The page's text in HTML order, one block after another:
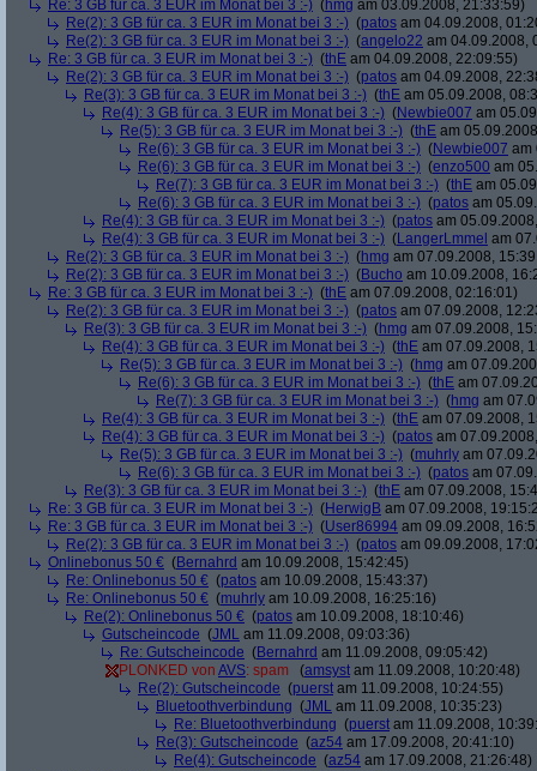
Re: 3 GB für ca. 3 EUR im Monat bei 3 :-) (hmg am 03.09.2008, 21:33:59)
Re(2): 3 GB für ca. 3 EUR im Monat bei 3 :-) (patos am 04.09.2008,
Re(2): 3 GB für ca. 3 EUR im Monat bei 3 :-) (angelo22 am 04.09.2008,
Re: 3 GB für ca. 3 EUR im Monat bei 3 :-) (thE am 04.09.2008, 22:09:55)
Re(2): 3 GB für ca. 3 EUR im Monat bei 3 :-) (patos am 04.09.2008,
Re(3): 3 GB für ca. 3 EUR im Monat bei 3 :-) (thE am 05.09.2008,
Re(4): 3 GB für ca. 3 EUR im Monat bei 3 :-) (Newbie007 am
Re(5): 3 GB für ca. 3 EUR im Monat bei 3 :-) (thE am
Re(6): 3 GB für ca. 3 EUR im Monat bei 3 :-) (Newbie007 am
Re(6): 3 GB für ca. 3 EUR im Monat bei 3 :-) (enzo500 am
Re(7): 3 GB für ca. 3 EUR im Monat bei 3 :-) (thE am
Re(6): 3 GB für ca. 3 EUR im Monat bei 3 :-) (patos am
Re(4): 3 GB für ca. 3 EUR im Monat bei 3 :-) (patos am
Re(4): 3 GB für ca. 3 EUR im Monat bei 3 :-) (LangerLmmel am
Re(2): 3 GB für ca. 3 EUR im Monat bei 3 :-) (hmg am 07.09.2008,
Re(2): 3 GB für ca. 3 EUR im Monat bei 3 :-) (Bucho am 10.09.2008,
Re: 3 GB für ca. 3 EUR im Monat bei 3 :-) (thE am 07.09.2008, 02:16:01)
Re(2): 3 GB für ca. 3 EUR im Monat bei 3 :-) (patos am 07.09.2008,
Re(3): 3 GB für ca. 3 EUR im Monat bei 3 :-) (hmg am 07.09.2008,
Re(4): 3 GB für ca. 3 EUR im Monat bei 3 :-) (thE am 07.09.2008,
Re(5): 3 GB für ca. 3 EUR im Monat bei 3 :-) (hmg am
Re(6): 3 GB für ca. 3 EUR im Monat bei 3 :-) (thE am
Re(7): 3 GB für ca. 3 EUR im Monat bei 3 :-) (hmg am
Re(4): 3 GB für ca. 3 EUR im Monat bei 3 :-) (thE am 07.09.2008,
Re(4): 3 GB für ca. 3 EUR im Monat bei 3 :-) (patos am
Re(5): 3 GB für ca. 3 EUR im Monat bei 3 :-) (muhrly am
Re(6): 3 GB für ca. 3 EUR im Monat bei 3 :-) (patos am
Re(3): 3 GB für ca. 3 EUR im Monat bei 3 :-) (thE am 07.09.2008,
Re: 3 GB für ca. 3 EUR im Monat bei 3 :-) (HerwigB am 07.09.2008,
Re: 3 GB für ca. 3 EUR im Monat bei 3 :-) (User86994 am 09.09.2008,
Re(2): 3 GB für ca. 3 EUR im Monat bei 3 :-) (patos am 09.09.2008,
Onlinebonus 50 € (Bernahrd am 10.09.2008, 15:42:45)
Re: Onlinebonus 50 € (patos am 10.09.2008, 15:43:37)
Re: Onlinebonus 50 € (muhrly am 10.09.2008, 16:25:16)
Re(2): Onlinebonus 50 € (patos am 10.09.2008, 18:10:46)
Gutscheincode (JML am 11.09.2008, 09:03:36)
Re: Gutscheincode (Bernahrd am 11.09.2008, 09:05:42)
PLONKED von AVS: spam (amsyst am 11.09.2008, 10:20:48)
Re(2): Gutscheincode (puerst am 11.09.2008, 10:24:55)
Bluetoothverbindung (JML am 11.09.2008, 10:35:23)
Re: Bluetoothverbindung (puerst am 11.09.2008,
Re(3): Gutscheincode (az54 am 17.09.2008, 20:41:10)
Re(4): Gutscheincode (az54 am 17.09.2008, 21:26:48)